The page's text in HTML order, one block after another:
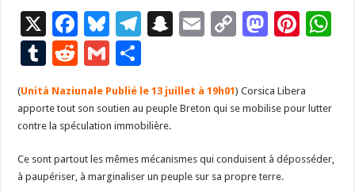
X
F
ac
e
b
o
o
k
Bl
u
es
ky
T
gr
a
m
S
p
h
at
E
l
C
y
n
k
M
d
n
Pi
es
p
T
u
m
bl
r
R
d
di
t
G
m
ai
l
ar
ta
g
er
(Unità Naziunale Publié le 13 juillet à 19h01) Corsica Libera
apporte tout son soutien au peuple Bre­ton qui se mobilise pour lutter
contre la spéculation immobilière.
Ce sont partout les mêmes mécanismes qui conduisent à déposséder,
à paupériser, à marginaliser un peuple sur sa propre terre.